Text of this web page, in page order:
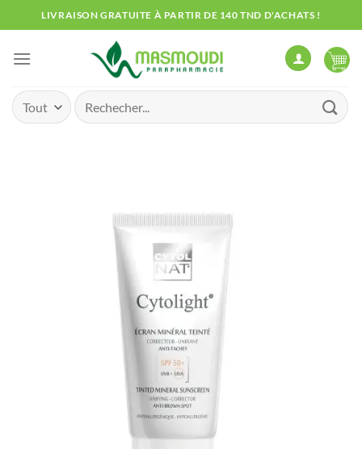
au
contenu
LIVRAISON GRATUITE À PARTIR DE 140 TND D'ACHATS !
Recherche
pour :